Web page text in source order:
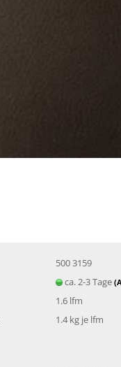
500 3159
ca. 2-3 Tage
1.6 lfm
1.4kg je lfm